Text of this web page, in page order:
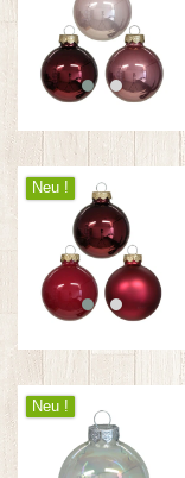
Neu !
Neu !